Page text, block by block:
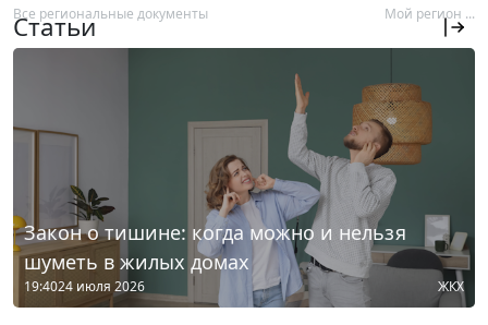
Все региональные документы Мой регион ...
Статьи
Закон о тишине: когда можно и нельзя
шуметь в жилых домах
19:4024 июля 2026 ЖКХ